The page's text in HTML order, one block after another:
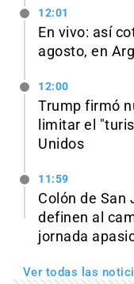
12:01
En vivo: así
agosto, en
12:00
Trump firmó
limitar el
Unidos
11:59
Colón de San
definen al
jornada
Ver todas las